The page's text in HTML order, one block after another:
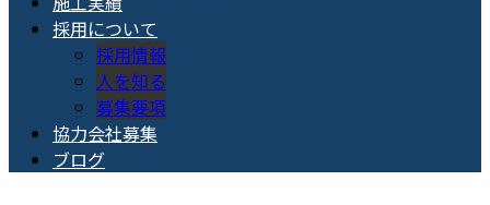
採用について
採用情報
人を知る
募集要項
協力会社募集
ブログ